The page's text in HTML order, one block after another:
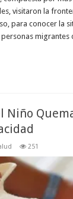
visitaron la
para conocer la
personas
Niño
251